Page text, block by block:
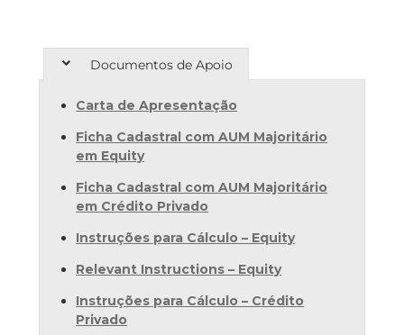
Documentos de Apoio
Carta de Apresentação
Ficha Cadastral com AUM Majoritário
em Equity
Ficha Cadastral com AUM Majoritário
em Crédito Privado
Instruções para Cálculo – Equity
Relevant Instructions – Equity
Instruções para Cálculo – Crédito
Privado